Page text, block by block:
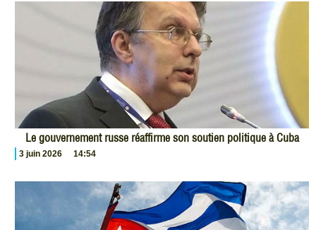
Le gouvernement russe réaffirme son soutien politique à Cuba
3 juin 2026 14:54